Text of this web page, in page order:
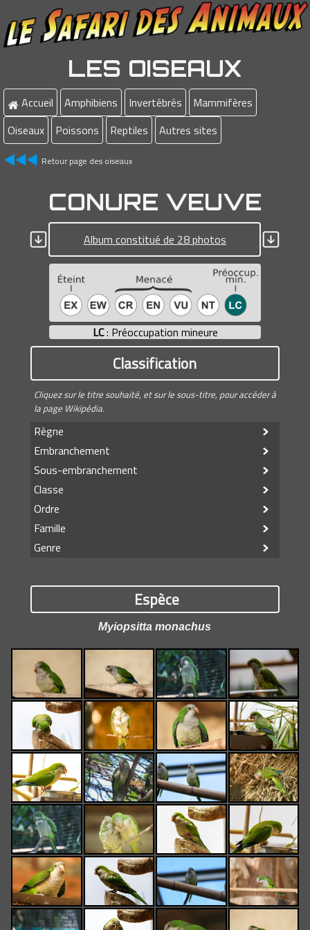
LES OISEAUX
Accueil Amphibiens Invertébrés
Mammifères
Oiseaux
Poissons Reptiles Autres sites
Retour page des oiseaux
CONURE VEUVE
Album constitué de 28 photos
LC: Préoccupation mineure
Classification
Cliquez sur le titre souhaité, et sur le sous-titre, pour accéder à
la page Wikipédia.
Règne
Embranchement
Sous-embranchement
Classe
Ordre
Famille
Genre
Espèce
Myiopsitta monachus